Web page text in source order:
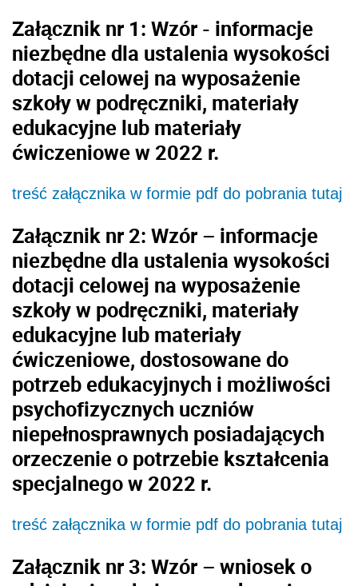
Załącznik nr 1: Wzór - informacje
niezbędne dla ustalenia wysokości
dotacji celowej na wyposażenie
szkoły w podręczniki, materiały
edukacyjne lub materiały
ćwiczeniowe w 2022 r.
treść załącznika w formie pdf do pobrania tutaj
Załącznik nr 2: Wzór – informacje
niezbędne dla ustalenia wysokości
dotacji celowej na wyposażenie
szkoły w podręczniki, materiały
edukacyjne lub materiały
ćwiczeniowe, dostosowane do
potrzeb edukacyjnych i możliwości
psychofizycznych uczniów
niepełnosprawnych posiadających
orzeczenie o potrzebie kształcenia
specjalnego w 2022 r.
treść załącznika w formie pdf do pobrania tutaj
Załącznik nr 3: Wzór – wniosek o